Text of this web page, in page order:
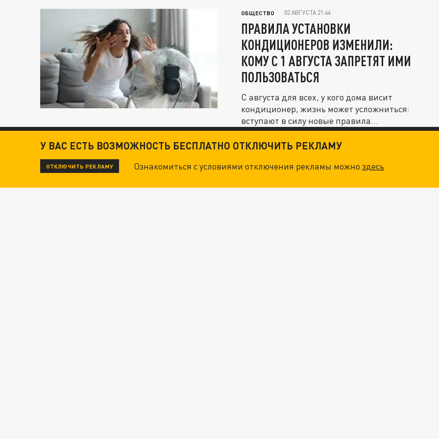
ОБЩЕСТВО 02 АВГУСТА 21:44
ПРАВИЛА УСТАНОВКИ
КОНДИЦИОНЕРОВ ИЗМЕНИЛИ:
КОМУ С 1 АВГУСТА ЗАПРЕТЯТ ИМИ
ПОЛЬЗОВАТЬСЯ
С августа для всех, у кого дома висит
кондиционер, жизнь может усложниться:
вступают в силу новые правила...
У ВАС ЕСТЬ ВОЗМОЖНОСТЬ БЕСПЛАТНО ОТКЛЮЧИТЬ РЕКЛАМУ
ОТКЛЮЧИТЬ РЕКЛАМУ Ознакомиться с условиями отключения рекламы можноздесь